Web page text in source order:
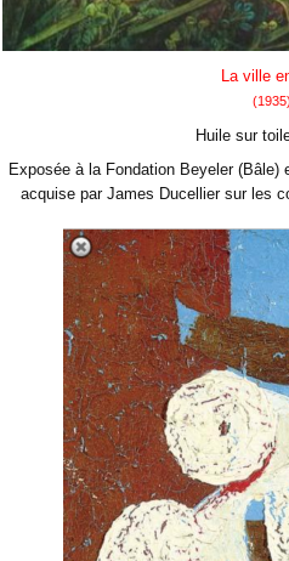
La ville
(1935)
Huile sur
Exposée à la Fondation Beyeler
acquise par James Ducellier sur les